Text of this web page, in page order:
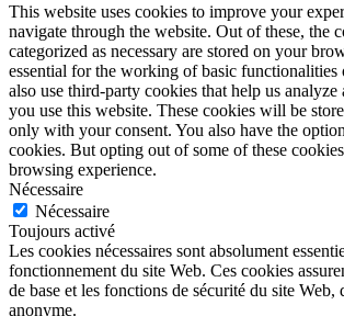
This website uses cookies to improve your
navigate through the website. Out of these, the
categorized as necessary are stored on your
essential for the working of basic functionalities
also use third-party cookies that help us
you use this website. These cookies will be
only with your consent. You also have the
cookies. But opting out of some of these
browsing experience.
Nécessaire
Nécessaire
Toujours activé
Les cookies nécessaires sont absolument
fonctionnement du site Web. Ces cookies
de base et les fonctions de sécurité du site Web,
anonyme.